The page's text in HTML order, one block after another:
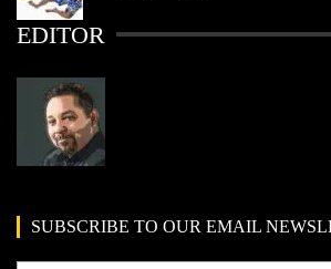
EDITOR
SUBSCRIBE TO OUR EMAIL